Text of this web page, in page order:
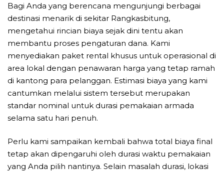
Bagi Anda yang berencana mengunjungi berbagai
destinasi menarik di sekitar Rangkasbitung,
mengetahui rincian biaya sejak dini tentu akan
membantu proses pengaturan dana. Kami
menyediakan paket rental khusus untuk operasional di
area lokal dengan penawaran harga yang tetap ramah
di kantong para pelanggan. Estimasi biaya yang kami
cantumkan melalui sistem tersebut merupakan
standar nominal untuk durasi pemakaian armada
selama satu hari penuh.
Perlu kami sampaikan kembali bahwa total biaya final
tetap akan dipengaruhi oleh durasi waktu pemakaian
yang Anda pilih nantinya. Selain masalah durasi, lokasi